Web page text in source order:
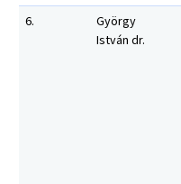
6.
György
István dr.